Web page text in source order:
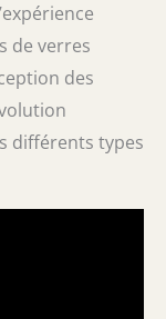
de verres
des
différents types